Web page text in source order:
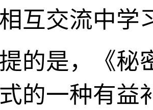
互交流中学
的是，《秘
的一种有益